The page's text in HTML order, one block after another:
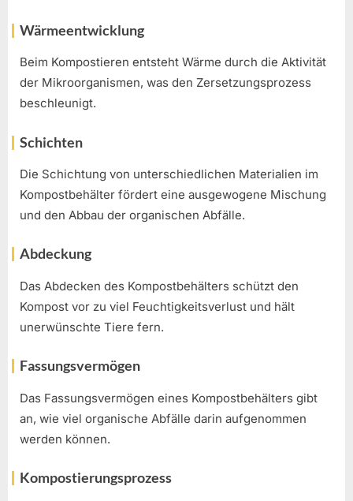
Wärmeentwicklung
Beim Kompostieren entsteht Wärme durch die Aktivität
der Mikroorganismen, was den Zersetzungsprozess
beschleunigt.
Schichten
Die Schichtung von unterschiedlichen Materialien im
Kompostbehälter fördert eine ausgewogene Mischung
und den Abbau der organischen Abfälle.
Abdeckung
Das Abdecken des Kompostbehälters schützt den
Kompost vor zu viel Feuchtigkeitsverlust und hält
unerwünschte Tiere fern.
Fassungsvermögen
Das Fassungsvermögen eines Kompostbehälters gibt
an, wie viel organische Abfälle darin aufgenommen
werden können.
Kompostierungsprozess